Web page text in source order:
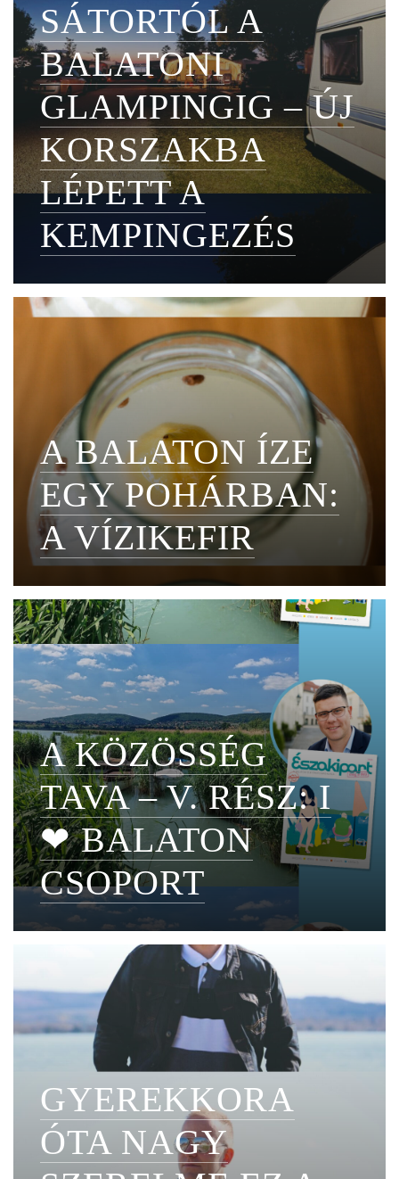
SÁTORTÓL A
BALATONI
GLAMPINGIG – ÚJ
KORSZAKBA
LÉPETT A
KEMPINGEZÉS
A BALATON ÍZE
EGY POHÁRBAN:
A VÍZIKEFIR
A KÖZÖSSÉG
TAVA – V. RÉSZ: I
❤ BALATON
CSOPORT
GYEREKKORA
ÓTA NAGY